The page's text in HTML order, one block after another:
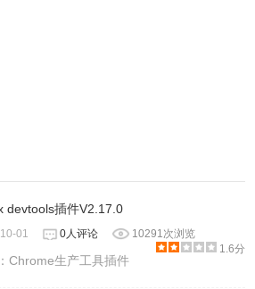
devtools插件V2.17.0
01 0人评论
10291次浏览
1.6分
Chrome生产工具插件